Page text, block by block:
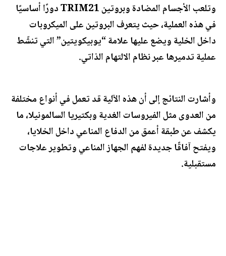
وتلعب الأجسام المضادة وبروتين TRIM21 دورًا أساسيًا
في هذه العملية، حيث يتعرف البروتين على الميكروبات
داخل الخلية ويضع عليها علامة “يوبيكويتين” التي تنشّط
عملية تدميرها عبر نظام الالتهام الذاتي.
وأشارت النتائج إلى أن هذه الآلية قد تعمل في أنواع مختلفة
من العدوى مثل الفيروسات الغدية وبكتيريا السالمونيلا، ما
يكشف عن طبقة أعمق من الدفاع المناعي داخل الخلايا،
ويفتح آفاقًا جديدة لفهم الجهاز المناعي وتطوير علاجات
مستقبلية.